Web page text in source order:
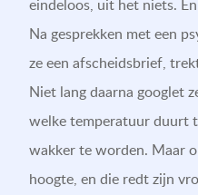
eindeloos, uit het niets.
Na gesprekken met een
ze een afscheidsbrief,
Niet lang daarna googlet
welke temperatuur duurt
wakker te worden. Maar
hoogte, en die redt zijn